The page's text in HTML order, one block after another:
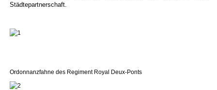
Städtepartnerschaft.
Ordonnanzfahne des Regiment Royal Deux-Ponts